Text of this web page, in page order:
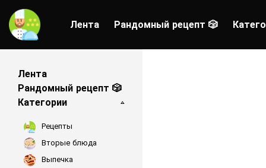
Лента Рандомный рецепт 🎲
Лента
Рандомный рецепт 🎲
Категории
Рецепты
Вторые блюда
Выпечка